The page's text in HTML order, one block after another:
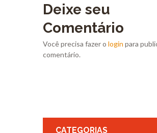
Deixe seu
Comentário
Você precisa fazer o login para
comentário.
CATEGORIAS